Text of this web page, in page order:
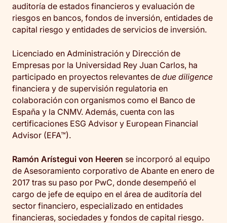
auditoría de estados financieros y evaluación de
riesgos en bancos, fondos de inversión, entidades de
capital riesgo y entidades de servicios de inversión.
Licenciado en Administración y Dirección de
Empresas por la Universidad Rey Juan Carlos, ha
participado en proyectos relevantes de due diligence
financiera y de supervisión regulatoria en
colaboración con organismos como el Banco de
España y la CNMV. Además, cuenta con las
certificaciones ESG Advisor y European Financial
Advisor (EFA™).
Ramón Arístegui von Heeren se incorporó al equipo
de Asesoramiento corporativo de Abante en enero de
2017 tras su paso por PwC, donde desempeñó el
cargo de jefe de equipo en el área de auditoría del
sector financiero, especializado en entidades
financieras, sociedades y fondos de capital riesgo.